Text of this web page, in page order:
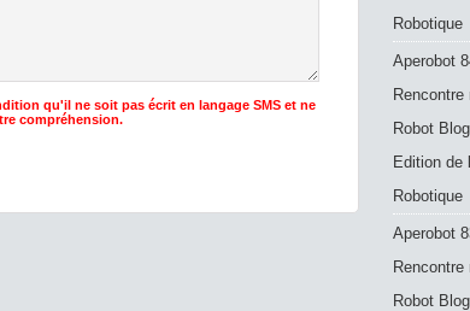
qu'il ne soit pas écrit en langage SMS et ne
compréhension.
Robotique
Aperobot
Rencontre
Robot Blog
Edition de
Robotique
Aperobot
Rencontre
Robot Blog